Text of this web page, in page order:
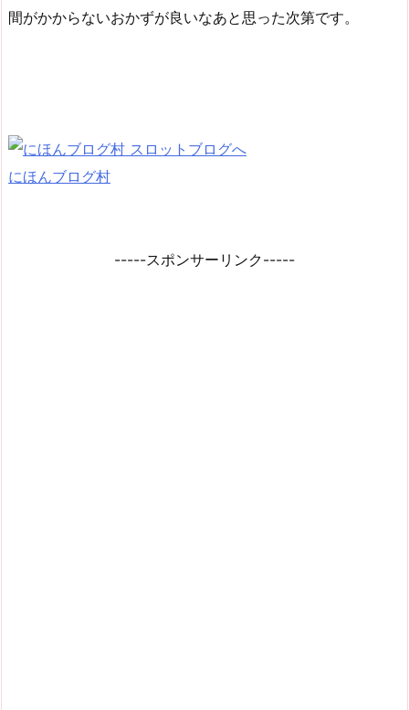
間がかからないおかずが良いなあと思った次第です。
にほんブログ村
-----スポンサーリンク-----